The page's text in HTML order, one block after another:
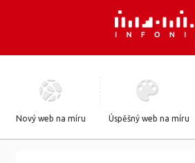
Nový web na míru Úspěšný web na míru